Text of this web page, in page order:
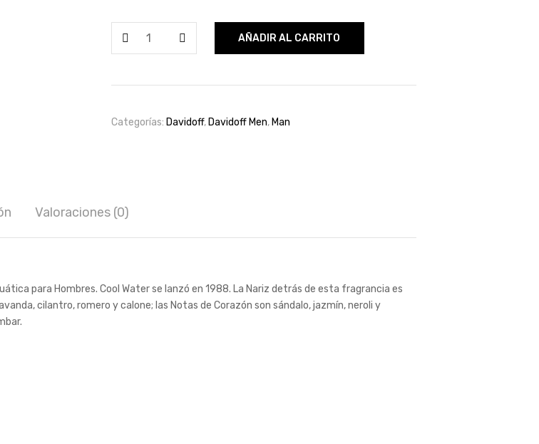
Water
200ml
AÑADIR AL CARRITO
Categorías: Davidoff, Davidoff Men, Man
Valoraciones (0)
para Hombres. Cool Water se lanzó en 1988. La Nariz detrás de esta fragrancia es
cilantro, romero y calone; las Notas de Corazón son sándalo, jazmín, neroli y